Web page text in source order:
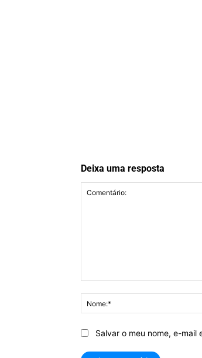
Deixa uma resposta
Salvar o meu nome, e-